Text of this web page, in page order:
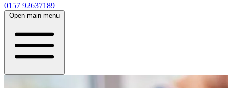
0157 92637189
Open main menu